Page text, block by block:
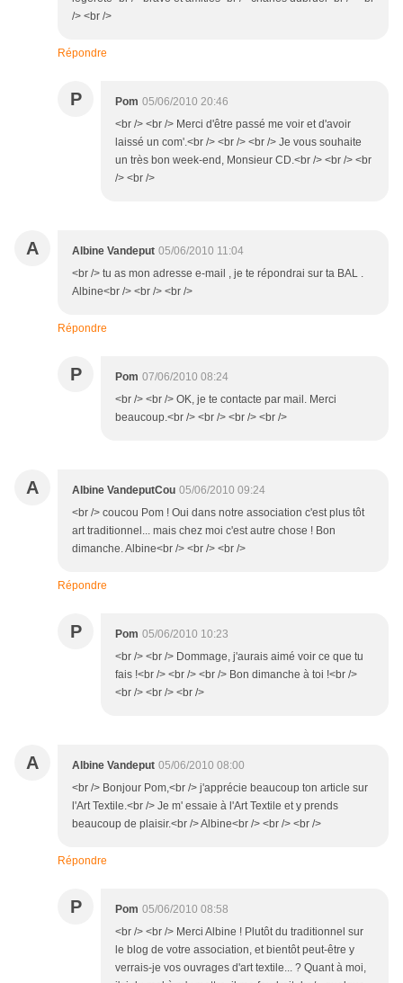
/> <br />
Répondre
P Pom 05/06/2010 20:46
<br /> <br /> Merci d'être passé me voir et d'avoir
laissé un com'.<br /> <br /> <br /> Je vous souhaite
un très bon week-end, Monsieur CD.<br /> <br /> <br
/> <br />
A Albine Vandeput 05/06/2010 11:04
<br /> tu as mon adresse e-mail , je te répondrai sur ta BAL .
Albine<br /> <br /> <br />
Répondre
P Pom 07/06/2010 08:24
<br /> <br /> OK, je te contacte par mail. Merci
beaucoup.<br /> <br /> <br /> <br />
A Albine VandeputCou 05/06/2010 09:24
<br /> coucou Pom ! Oui dans notre association c'est plus tôt
art traditionnel... mais chez moi c'est autre chose ! Bon
dimanche. Albine<br /> <br /> <br />
Répondre
P Pom 05/06/2010 10:23
<br /> <br /> Dommage, j'aurais aimé voir ce que tu
fais !<br /> <br /> <br /> Bon dimanche à toi !<br />
<br /> <br /> <br />
A Albine Vandeput 05/06/2010 08:00
<br /> Bonjour Pom,<br /> j'apprécie beaucoup ton article sur
l'Art Textile.<br /> Je m' essaie à l'Art Textile et y prends
beaucoup de plaisir.<br /> Albine<br /> <br /> <br />
Répondre
P Pom 05/06/2010 08:58
<br /> <br /> Merci Albine ! Plutôt du traditionnel sur
le blog de votre association, et bientôt peut-être y
verrais-je vos ouvrages d'art textile... ? Quant à moi,